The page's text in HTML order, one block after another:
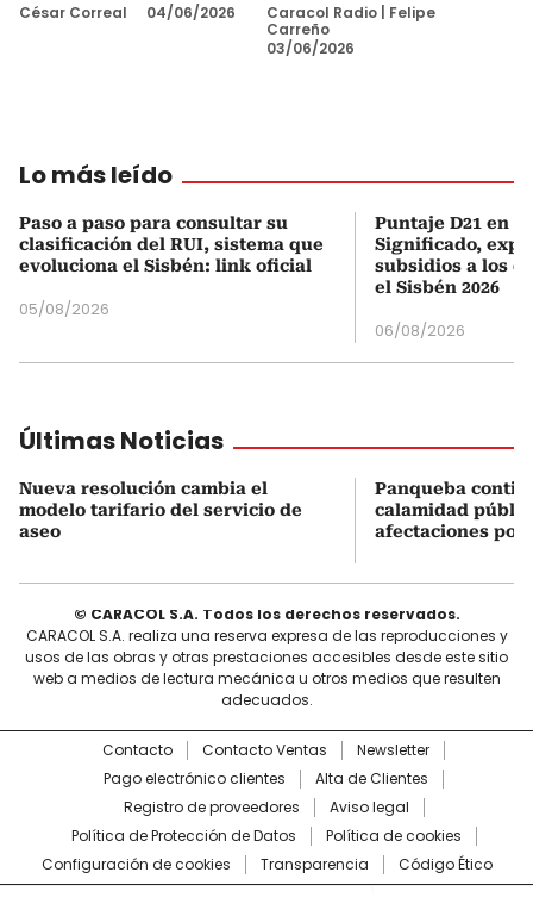
César Correal 04/06/2026 Caracol Radio
Felipe
Carreño
03/06/2026
Lo más leído
Paso a paso para consultar su
clasificación del RUI, sistema que
evoluciona el Sisbén: link oficial
05/08/2026
Puntaje D21 en
Significado,
subsidios a los
el Sisbén 2026
06/08/2026
Últimas Noticias
Nueva resolución cambia el
modelo tarifario del servicio de
aseo
Panqueba
calamidad
afectaciones por
© CARACOL S.A. Todos los derechos reservados.
CARACOL S.A. realiza una reserva expresa de las reproducciones y
usos de las obras y otras prestaciones accesibles desde este sitio
web a medios de lectura mecánica u otros medios que resulten
adecuados.
Contacto Contacto Ventas
Newsletter
Pago electrónico clientes
Alta de Clientes
Registro de proveedores
Aviso legal
Política de Protección de Datos
Política de cookies
Configuración de cookies
Transparencia Código Ético